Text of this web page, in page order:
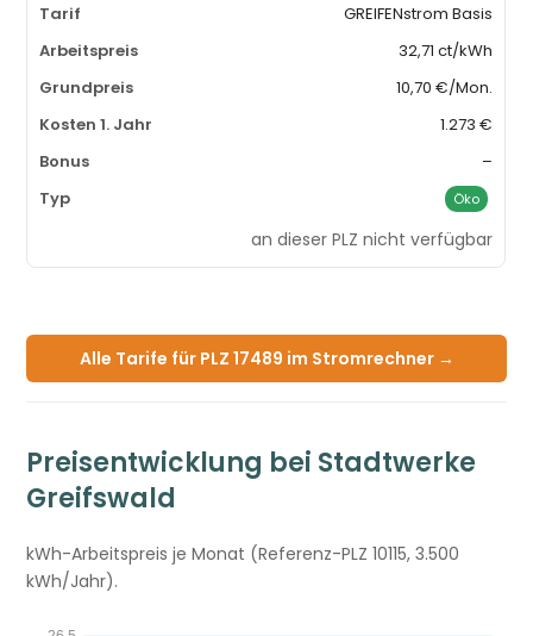
GREIFENstrom Basis
32,71 ct/kWh
10,70 €/Mon.
1.273 €
–
Öko
an dieser PLZ nicht verfügbar
Alle Tarife für PLZ 17489 im Stromrechner →
Preisentwicklung bei Stadtwerke
Greifswald
kWh-Arbeitspreis je Monat (Referenz-PLZ 10115, 3.500
kWh/Jahr).